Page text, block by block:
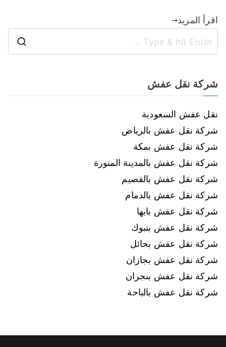
اقرأ المزيد
شركة نقل عفش
نقل عفش السعودية
شركة نقل عفش بالرياض
شركة نقل عفش بمكة
شركة نقل عفش بالمدينة المنورة
شركة نقل عفش بالقصيم
شركة نقل عفش بالدمام
شركة نقل عفش بابها
شركة نقل عفش بتبوك
شركة نقل عفش بحائل
شركة نقل عفش بجازان
شركة نقل عفش بنجران
شركة نقل عفش بالباحة